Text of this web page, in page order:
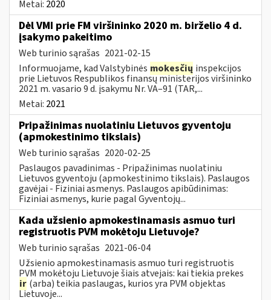
Metai: 2020
Dėl VMI prie FM viršininko 2020 m. birželio 4 d.
įsakymo pakeitimo
Web turinio sąrašas 2021-02-15
Informuojame, kad Valstybinės mokesčių inspekcijos
prie Lietuvos Respublikos finansų ministerijos viršininko
2021 m. vasario 9 d. įsakymu Nr. VA–91 (TAR,...
Metai: 2021
Pripažinimas nuolatiniu Lietuvos gyventoju
(apmokestinimo tikslais)
Web turinio sąrašas 2020-02-25
Paslaugos pavadinimas - Pripažinimas nuolatiniu
Lietuvos gyventoju (apmokestinimo tikslais). Paslaugos
gavėjai - Fiziniai asmenys. Paslaugos apibūdinimas:
Fiziniai asmenys, kurie pagal Gyventojų...
Kada užsienio apmokestinamasis asmuo turi
registruotis PVM mokėtoju Lietuvoje?
Web turinio sąrašas 2021-06-04
Užsienio apmokestinamasis asmuo turi registruotis
PVM mokėtoju Lietuvoje šiais atvejais: kai tiekia prekes
ir (arba) teikia paslaugas, kurios yra PVM objektas
Lietuvoje...